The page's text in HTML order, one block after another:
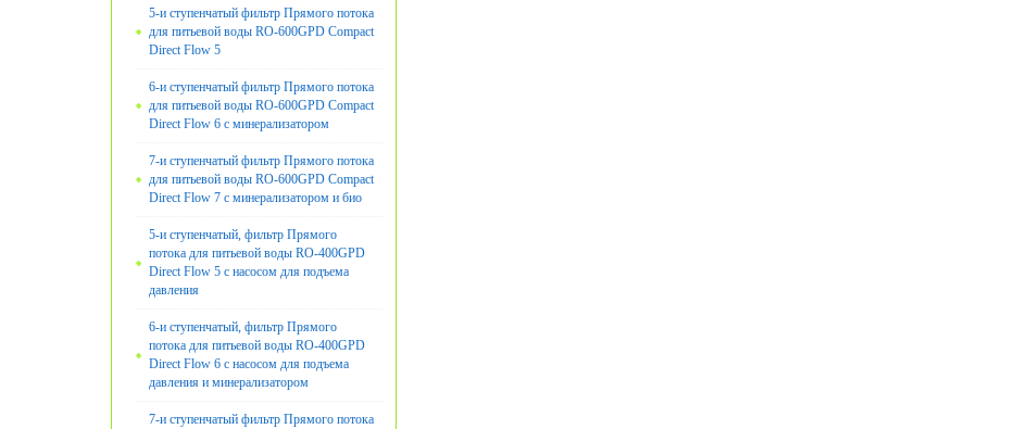
5-и ступенчатый фильтр Прямого потока
для питьевой воды RO-600GPD Compact
Direct Flow 5
6-и ступенчатый фильтр Прямого потока
для питьевой воды RO-600GPD Compact
Direct Flow 6 с минерализатором
7-и ступенчатый фильтр Прямого потока
для питьевой воды RO-600GPD Compact
Direct Flow 7 с минерализатором и био
5-и ступенчатый, фильтр Прямого
потока для питьевой воды RO-400GPD
Direct Flow 5 с насосом для подъема
давления
6-и ступенчатый, фильтр Прямого
потока для питьевой воды RO-400GPD
Direct Flow 6 с насосом для подъема
давления и минерализатором
7-и ступенчатый фильтр Прямого потока